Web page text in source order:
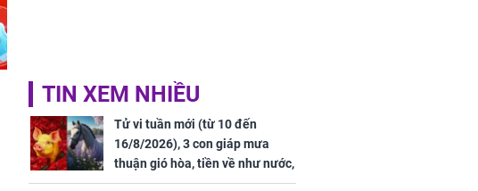
TIN XEM NHIỀU
Tử vi tuần mới (từ 10 đến
16/8/2026), 3 con giáp mưa
thuận gió hòa, tiền về như nước,
bạc vàng dư dả, Phú Quý Vinh